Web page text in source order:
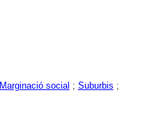
Marginació social ; Suburbis ;